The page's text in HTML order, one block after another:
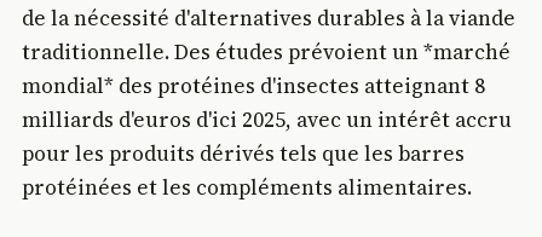
de la nécessité d'alternatives durables à la viande
traditionnelle. Des études prévoient un *marché
mondial* des protéines d'insectes atteignant 8
milliards d'euros d'ici 2025, avec un intérêt accru
pour les produits dérivés tels que les barres
protéinées et les compléments alimentaires.